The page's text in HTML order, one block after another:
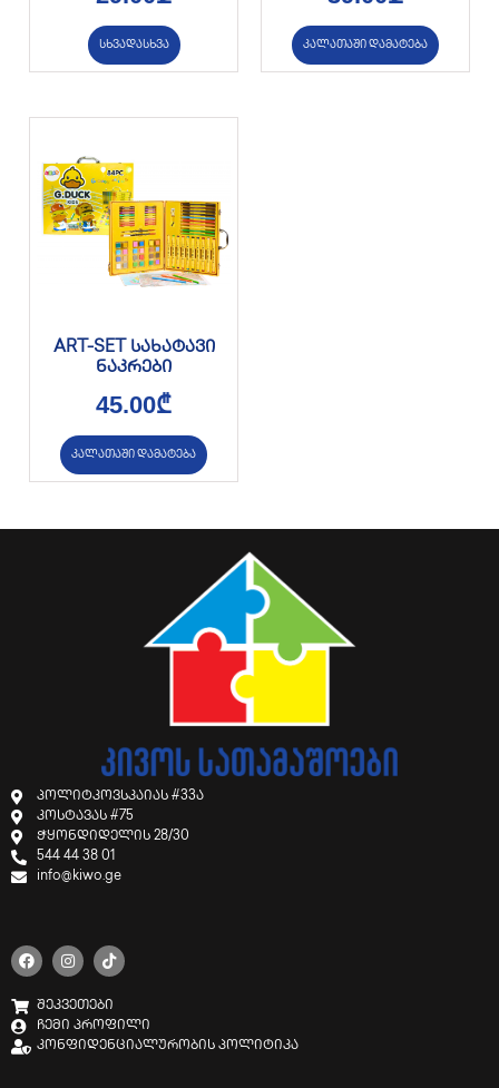
სხვადასხვა კალათაში დამატება
ART-SET სახატავი
ნაკრები
45.00₾
კალათაში დამატება
პოლიტკოვსკაიას #33ა
კოსტავას #75
ჭყონდიდელის 28/30
544 44 38 01
info@kiwo.ge
შეკვეთები
ჩემი პროფილი
კონფიდენციალურობის პოლიტიკა